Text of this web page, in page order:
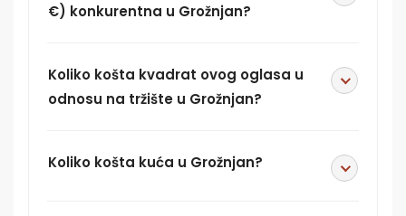
€) konkurentna u Grožnjan?
Koliko košta kvadrat ovog oglasa u
odnosu na tržište u Grožnjan?
Koliko košta kuća u Grožnjan?